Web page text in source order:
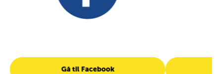
Gå til Facebook